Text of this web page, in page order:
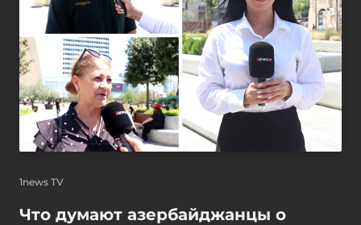
1news TV
Что думают азербайджанцы о